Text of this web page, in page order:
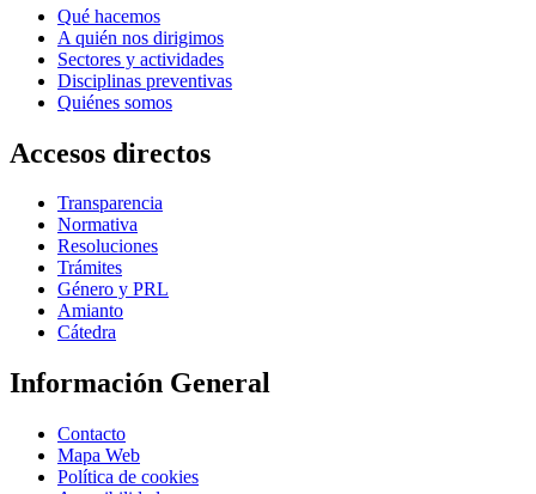
Qué hacemos
A quién nos dirigimos
Sectores y actividades
Disciplinas preventivas
Quiénes somos
Accesos directos
Transparencia
Normativa
Resoluciones
Trámites
Género y PRL
Amianto
Cátedra
Información General
Contacto
Mapa Web
Política de cookies